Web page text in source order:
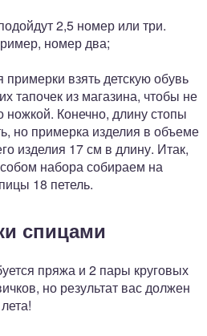
2,5 номер или три.
номер два;
взять детскую обувь
тапочек из магазина, чтобы не
ножкой. Конечно, длину стопы
но примерка изделия в объеме
изделия 17 см в длину. Итак,
набора собираем на
18 петель.
спицами
пряжа и 2 пары круговых
но результат вас должен